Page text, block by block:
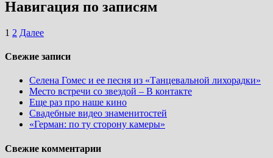
Навигация по записям
1 2 Далее
Свежие записи
Селена Гомес и ее песня из «Танцевальной лихорадки»
Место встречи со звездой – В контакте
Еще раз про наше кино
Свадебные видео знаменитостей
«Герман: по ту сторону камеры»
Свежие комментарии